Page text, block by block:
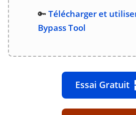
🔑 Télécharger et
Bypass Tool
Essai Gratuit